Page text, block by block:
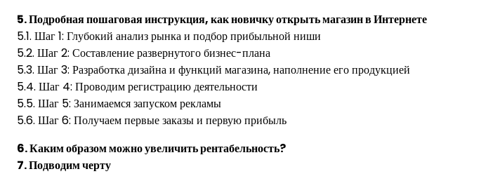
5. Подробная пошаговая инструкция, как новичку открыть магазин в Интернете
5.1. Шаг 1: Глубокий анализ рынка и подбор прибыльной ниши
5.2. Шаг 2: Составление развернутого бизнес-плана
5.3. Шаг 3: Разработка дизайна и функций магазина, наполнение его продукцией
5.4. Шаг 4: Проводим регистрацию деятельности
5.5. Шаг 5: Занимаемся запуском рекламы
5.6. Шаг 6: Получаем первые заказы и первую прибыль
6. Каким образом можно увеличить рентабельность?
7. Подводим черту